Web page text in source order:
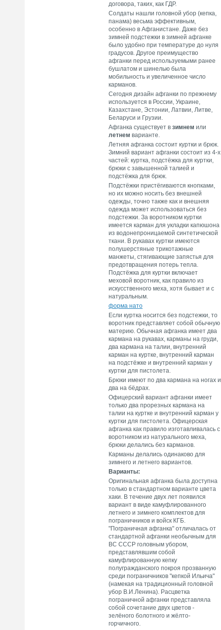
договора, таких, как ГДР.
Солдаты нашли головной убор (кепка,
панама) весьма эффективным,
особенно в Афганистане. Даже без
зимней подстежки в зимней афганке
было удобно при температуре до нуля
градусов. Другое преимущество
афганки перед используемыми ранее
бушлатом и шинелью была
мобильность и увеличенное число
карманов.
Сегодня дизайн афганки по прежнему
используется в России, Украине,
Казахстане, Эстонии, Латвии, Литве,
Беларуси и Грузии.
Афганка существует в зимнем или
летнем варианте.
Летняя афганка состоит куртки и брюк.
Зимний вариант афганки состоит из 4-х
частей: куртка, подстёжка для куртки,
брюки с завышенной талией и
подстёжка для брюк.
Подстёжки пристёгиваются кнопками,
но их можно носить без внешней
одежды, точно также как и внешняя
одежда может использоваться без
подстежки. За воротником куртки
имеется карман для укладки капюшона
из водонепроницаемой синтетической
ткани. В рукавах куртки имеются
полушерстяные трикотажные
манжеты, стягивающие запястья для
предотвращения потерь тепла.
Подстёжка для куртки включает
меховой воротник, как правило из
искусственного меха, хотя бывает и с
натуральным.
форма нато
Если куртка носится без подстежки, то
воротник представляет собой обычную
материю. Обычная афганка имеет два
кармана на рукавах, карманы на груди,
два кармана на талии, внутренний
карман на куртке, внутренний карман
на подстёжке и внутренний карман у
куртки для пистолета.
Брюки имеют по два кармана на ногах и
два на бёдрах.
Офицерский вариант афганки имеет
только два прорезных кармана на
талии на куртке и внутренний карман у
куртки для пистолета. Офицерская
афганка как правило изготавливалась с
воротником из натурального меха,
брюки делались без карманов.
Карманы делались одинаково для
зимнего и летнего вариантов.
Варианты:
Оригинальная афганка была доступна
только в стандартном варианте цвета
хаки. В течение двух лет появился
вариант в виде камуфлированного
летнего и зимнего комплектов для
пограничников и войск КГБ.
"Пограничная афганка" отличалась от
стандартной афганки необычным для
ВС СССР головным убором,
представлявшим собой
камуфлированную кепку
полугражданского покроя прозванную
среди пограничников "кепкой Ильича"
(намекая на традиционный головной
убор В.И.Ленина). Расцветка
пограничной афганки представляла
собой сочетание двух цветов -
зелёного болотного и жёлто-
горчичного.